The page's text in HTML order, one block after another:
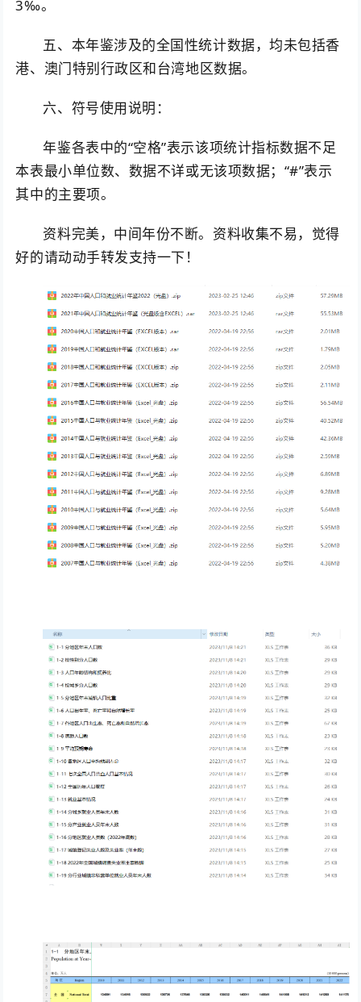
3‰。
五、本年鉴涉及的全国性统计数据，均未包括香
港、澳门特别行政区和台湾地区数据。
六、符号使用说明：
年鉴各表中的“空格”表示该项统计指标数据不足
本表最小单位数、数据不详或无该项数据；“#”表示
其中的主要项。
资料完美，中间年份不断。资料收集不易，觉得
好的请动动手转发支持一下！